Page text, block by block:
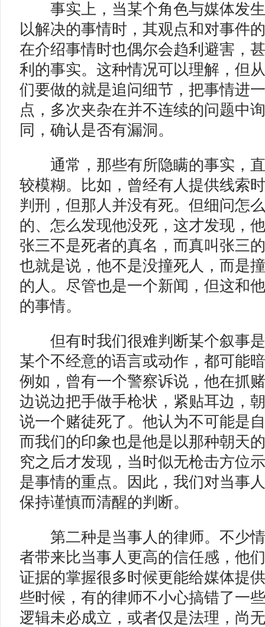
事实上，当某个角色与媒体发生
以解决的事情时，其观点和对事件
在介绍事情时也偶尔会趋利避害，
利的事实。这种情况可以理解，但
们要做的就是追问细节，把事情进
点，多次夹杂在并不连续的问题中
同，确认是否有漏洞。
通常，那些有所隐瞒的事实，直
较模糊。比如，曾经有人提供线索
判刑，但那人并没有死。但细问怎
的、怎么发现他没死，这才发现，
张三不是死者的真名，而真叫张三
也就是说，他不是没撞死人，而是
的人。尽管也是一个新闻，但这和
的事情。
但有时我们很难判断某个叙事是
某个不经意的语言或动作，都可能
例如，曾有一个警察诉说，他在抓
边说边把手做手枪状，紧贴耳边，
说一个赌徒死了。他认为不可能是
而我们的印象也是他是以那种朝天
究之后才发现，当时似无枪击方位
是事情的重点。因此，我们对当事
保持谨慎而清醒的判断。
第二种是当事人的律师。 不少
者带来比当事人更高的信任感，他
证据的掌握很多时候更能给媒体提
些时候，有的律师不小心搞错了一
逻辑未必成立，或者仅是法理，尚